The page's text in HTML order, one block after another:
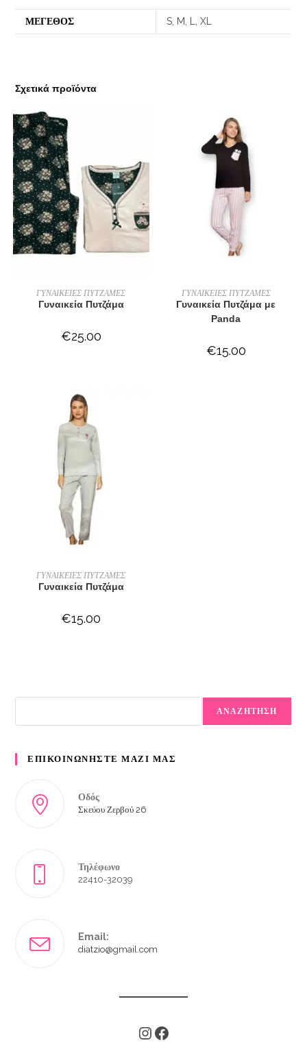
ΜΕΓΕΘΟΣ S, M, L, XL
Σχετικά προϊόντα
ΕΠΙΛΟΓΉ
ΓΥΝΑΙΚΕΙΕΣ ΠΥΤΖΑΜΕΣ
Γυναικεία Πυτζάμα
€25.00
ΕΠΙΛΟΓΉ
ΓΥΝΑΙΚΕΙΕΣ ΠΥΤΖΑΜΕΣ
Γυναικεία Πυτζάμα με
Panda
€15.00
ΕΠΙΛΟΓΉ
ΓΥΝΑΙΚΕΙΕΣ ΠΥΤΖΑΜΕΣ
Γυναικεία Πυτζάμα
€15.00
ΑΝΑΖΗΤΗΣΗ
ΕΠΙΚΟΙΝΩΝΗΣΤΕ ΜΑΖΙ ΜΑΣ
Οδός
Σκεύου Ζερβού 26
Τηλέφωνο
22410-32039
Email:
diatzio@gmail.com